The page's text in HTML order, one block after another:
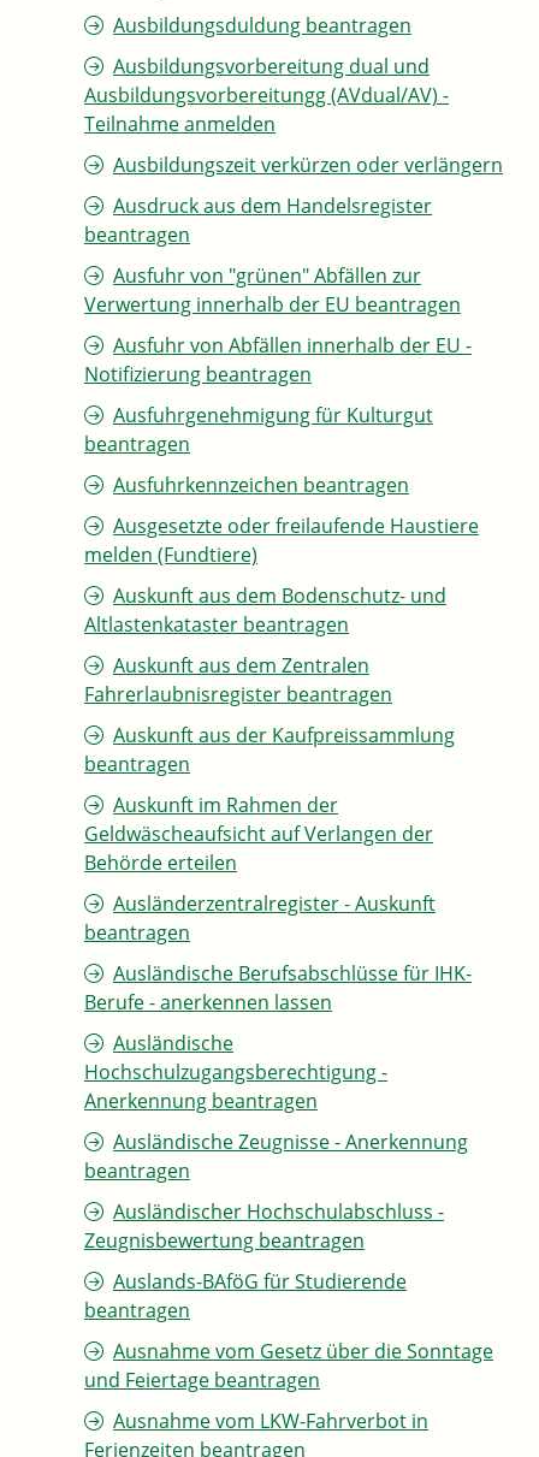
Ausbildungsduldung beantragen
Ausbildungsvorbereitung dual und
Ausbildungsvorbereitungg (AVdual/AV) -
Teilnahme anmelden
Ausbildungszeit verkürzen oder verlängern
Ausdruck aus dem Handelsregister
beantragen
Ausfuhr von "grünen" Abfällen zur
Verwertung innerhalb der EU beantragen
Ausfuhr von Abfällen innerhalb der EU -
Notifizierung beantragen
Ausfuhrgenehmigung für Kulturgut
beantragen
Ausfuhrkennzeichen beantragen
Ausgesetzte oder freilaufende Haustiere
melden (Fundtiere)
Auskunft aus dem Bodenschutz- und
Altlastenkataster beantragen
Auskunft aus dem Zentralen
Fahrerlaubnisregister beantragen
Auskunft aus der Kaufpreissammlung
beantragen
Auskunft im Rahmen der
Geldwäscheaufsicht auf Verlangen der
Behörde erteilen
Ausländerzentralregister - Auskunft
beantragen
Ausländische Berufsabschlüsse für IHK-
Berufe - anerkennen lassen
Ausländische
Hochschulzugangsberechtigung -
Anerkennung beantragen
Ausländische Zeugnisse - Anerkennung
beantragen
Ausländischer Hochschulabschluss -
Zeugnisbewertung beantragen
Auslands-BAföG für Studierende
beantragen
Ausnahme vom Gesetz über die Sonntage
und Feiertage beantragen
Ausnahme vom LKW-Fahrverbot in
Ferienzeiten beantragen